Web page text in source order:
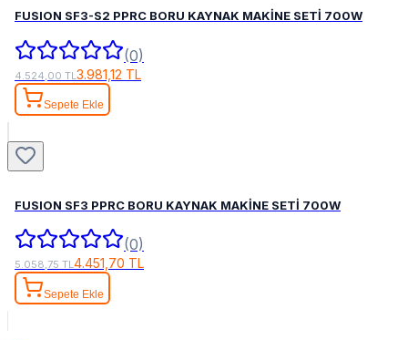
FUSION SF3-S2 PPRC BORU KAYNAK MAKİNE SETİ 700W
(0)
4.524,00 TL 3.981,12 TL
Sepete Ekle
FUSION SF3 PPRC BORU KAYNAK MAKİNE SETİ 700W
(0)
5.058,75 TL4.451,70 TL
Sepete Ekle